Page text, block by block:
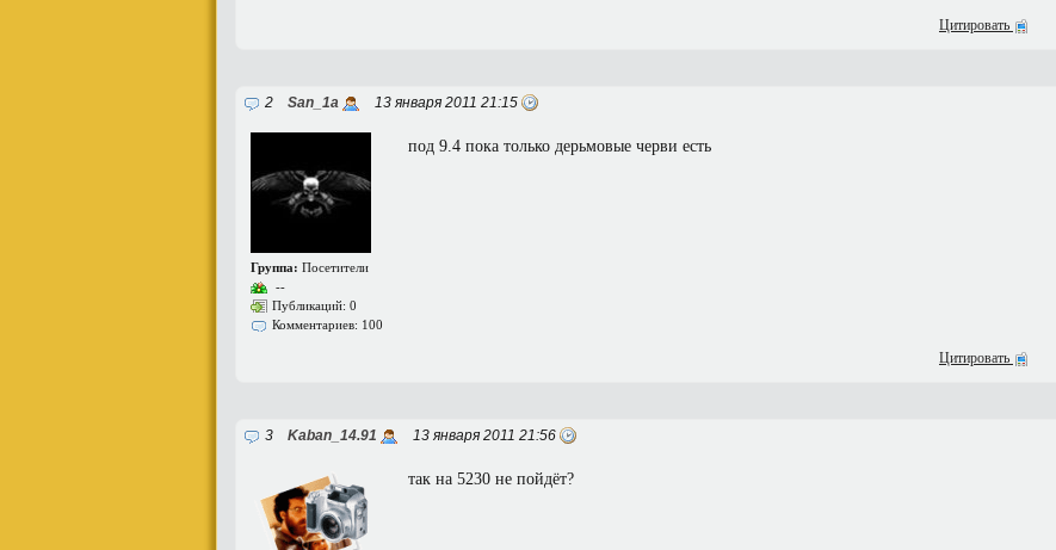
Цитировать
2 San_1a 13 января 2011 21:15
Группа: Посетители
--
Публикаций: 0
Комментариев: 100
под 9.4 пока только дерьмовые черви есть
Цитировать
3 Kaban_14.91 13 января 2011 21:56
так на 5230 не пойдёт?